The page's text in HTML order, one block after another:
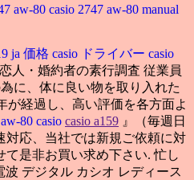
aw-80 casio 2747 aw-80 manual
ja 価格 casio ドライバー casio
人・婚約者の素行調査 従業員
に、体に良い物を取り入れた
が経過し、高い評価を各方面よ
80 casio casio a159 』（毎週日
対応、当社では新規ご依頼に対
是非お買い求め下さい. 忙し
波 デジタル カシオ レディース